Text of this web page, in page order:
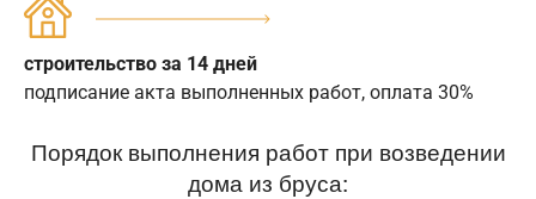
строительство за 14 дней
подписание акта выполненных работ, оплата 30%
Порядок выполнения работ при возведении
дома из бруса: